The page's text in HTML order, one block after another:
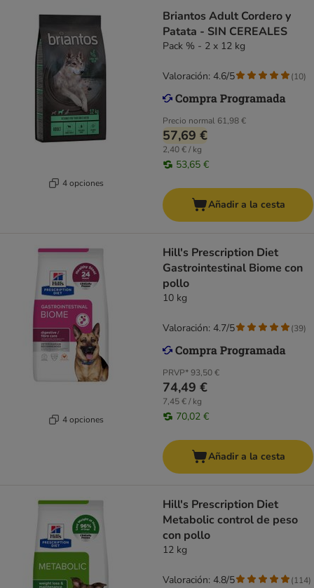
4 opciones
Briantos Adult Cordero y
Patata - SIN CEREALES
Pack % - 2 x 12 kg
Precio normal 61,98 €
57,69 €
2,40 € / kg
53,65 €
Valoración: 4.6/5 (10)
Añadir a la cesta
4 opciones
Hill's Prescription Diet
Gastrointestinal Biome con
pollo
10 kg
PRVP*93,50 €
74,49 €
7,45 € / kg
70,02 €
Valoración: 4.7/5 (39)
Añadir a la cesta
Hill's Prescription Diet
Metabolic control de peso
con pollo
12 kg
Valoración: 4.8/5 (114)